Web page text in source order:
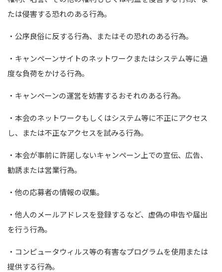
たは侵害する恐れのある行為｡
・公序良俗に反する行為、またはその恐れのある行為｡
・キャンペーンサイトのネットワークまたはシステム等に過
度な負荷をかける行為｡
・キャンペーンの運営を妨害するおそれのある行為｡
・本会のネットワークもしくはシステム等に不正にアクセス
し、または不正なアクセスを試みる行為｡
・本会が事前に許諾しないキャンペーン上での宣伝、広告、
勧誘または営業行為｡
・他の応募者の情報の収集｡
・他人のメールアドレスを登録するなど、虚偽の申告や届出
を行う行為｡
・コンピュータウィルス等の有害なプログラムを使用または
提供する行為｡